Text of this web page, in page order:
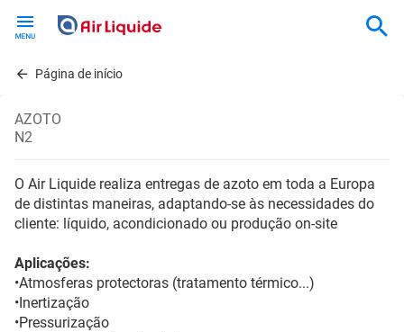
contentPágina de início
AZOTO
N2
O Air Liquide realiza entregas de azoto em toda a Europa
de distintas maneiras, adaptando-se às necessidades do
cliente: líquido, acondicionado ou produção on-site
Aplicações:
•Atmosferas protectoras (tratamento térmico...)
•Inertização
•Pressurização